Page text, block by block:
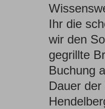
Ihr die
wir den
gegrillte
Buchung
Dauer